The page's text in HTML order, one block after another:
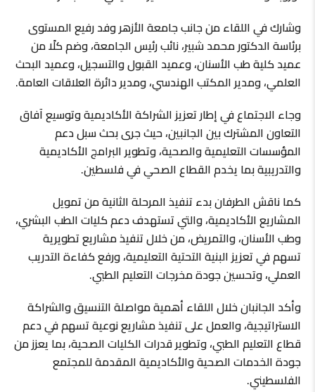
وشارك في اللقاء من جانب جامعة الأزهر وفد رفيع المستوى
برئاسة الدكتور محمد شبير، نائب رئيس الجامعة، وضم كلًا من
عميد كلية طب الأسنان، وعميد القبول والتسجيل، وعميد البحث
العلمي، ومدير المكتب الهندسي، ومدير دائرة العلاقات العامة.
وجاء الاجتماع في إطار تعزيز الشراكة الأكاديمية وتوسيع آفاق
التعاون المشترك بين الجانبين، حيث جرى بحث سبل دعم
المؤسسات التعليمية والصحية، وتطوير البرامج الأكاديمية
والتدريبية بما يخدم القطاع الصحي في فلسطين.
كما ناقش الطرفان بدء تنفيذ المرحلة الثانية من تمويل
المشاريع الأكاديمية، والتي تستهدف دعم كليات الطب البشري،
وطب الأسنان، والتمريض، من خلال تنفيذ مشاريع تطويرية
تسهم في تعزيز البنية التحتية التعليمية، ورفع كفاءة التدريب
العملي، وتحسين جودة مخرجات التعليم الطبي.
وأكد الجانبان خلال اللقاء أهمية مواصلة التنسيق والشراكة
الاستراتيجية، والعمل على تنفيذ مشاريع نوعية تسهم في دعم
قطاع التعليم الطبي، وتطوير قدرات الكليات الصحية، بما يعزز من
جودة الخدمات الصحية والأكاديمية المقدمة للمجتمع
الفلسطيني.